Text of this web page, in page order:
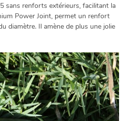
sans renforts extérieurs, facilitant la
Power Joint, permet un renfort
diamètre. Il amène de plus une jolie